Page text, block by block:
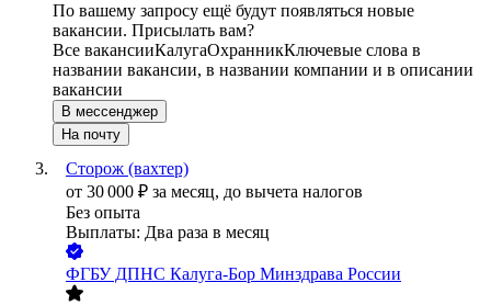
По вашему запросу ещё будут появляться новые
вакансии. Присылать вам?
Все вакансииКалугаОхранникКлючевые слова в
названии вакансии, в названии компании и в описании
вакансии
В мессенджер
На почту
Сторож (вахтер)
от 30 000 ₽ за месяц, до вычета налогов
Без опыта
Выплаты: Два раза в месяц
ФГБУ ДПНС Калуга-Бор Минздрава России